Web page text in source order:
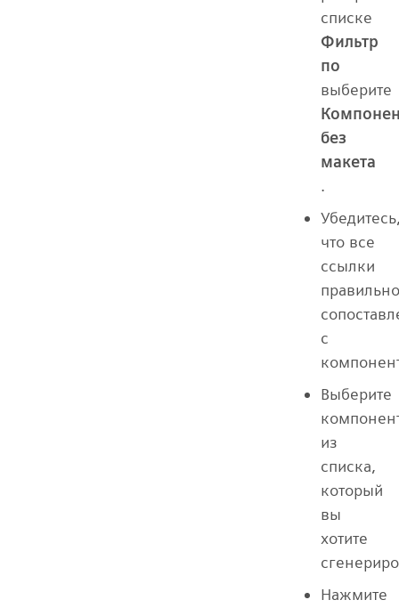
списке
Фильтр
по
выберите
без
макета
.
что все
ссылки
правильно
с
Выберите
из
списка,
который
вы
хотите
Нажмите